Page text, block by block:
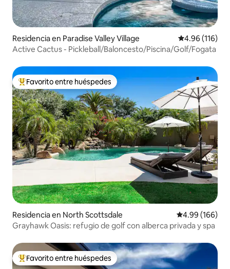
Residencia en Paradise Valley Village Calificación
4.96 (116)
Active Cactus - Pickleball/Baloncesto/Piscina/Golf/Fogata
De los mejores en Favorito entre huéspedes
Favorito entre huéspedes
Residencia en North Scottsdale Calificación
4.99 (166)
Grayhawk Oasis: refugio de golf con alberca privada y spa
De los mejores en Favorito entre huéspedes
Favorito entre huéspedes